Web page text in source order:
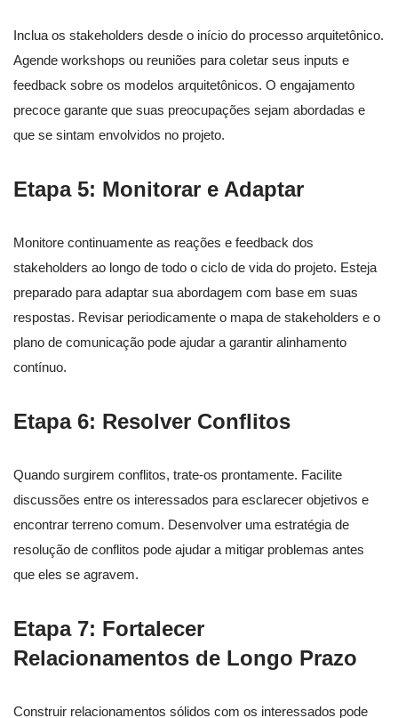
Inclua os stakeholders desde o início do processo arquitetônico.
Agende workshops ou reuniões para coletar seus inputs e
feedback sobre os modelos arquitetônicos. O engajamento
precoce garante que suas preocupações sejam abordadas e
que se sintam envolvidos no projeto.
Etapa 5: Monitorar e Adaptar
Monitore continuamente as reações e feedback dos
stakeholders ao longo de todo o ciclo de vida do projeto. Esteja
preparado para adaptar sua abordagem com base em suas
respostas. Revisar periodicamente o mapa de stakeholders e o
plano de comunicação pode ajudar a garantir alinhamento
contínuo.
Etapa 6: Resolver Conflitos
Quando surgirem conflitos, trate-os prontamente. Facilite
discussões entre os interessados para esclarecer objetivos e
encontrar terreno comum. Desenvolver uma estratégia de
resolução de conflitos pode ajudar a mitigar problemas antes
que eles se agravem.
Etapa 7: Fortalecer
Relacionamentos de Longo Prazo
Construir relacionamentos sólidos com os interessados pode